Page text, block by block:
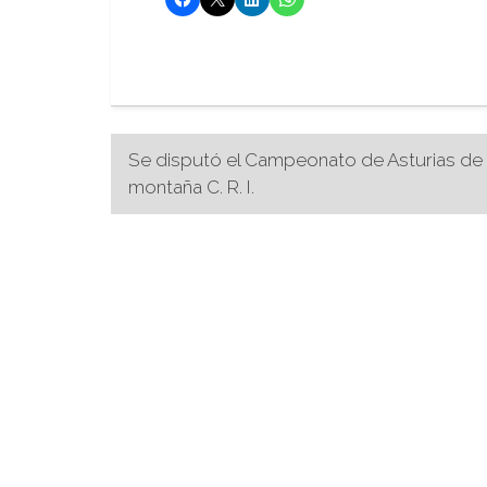
Navegación
de
Se disputó el Campeonato de Asturias de
montaña C. R. I.